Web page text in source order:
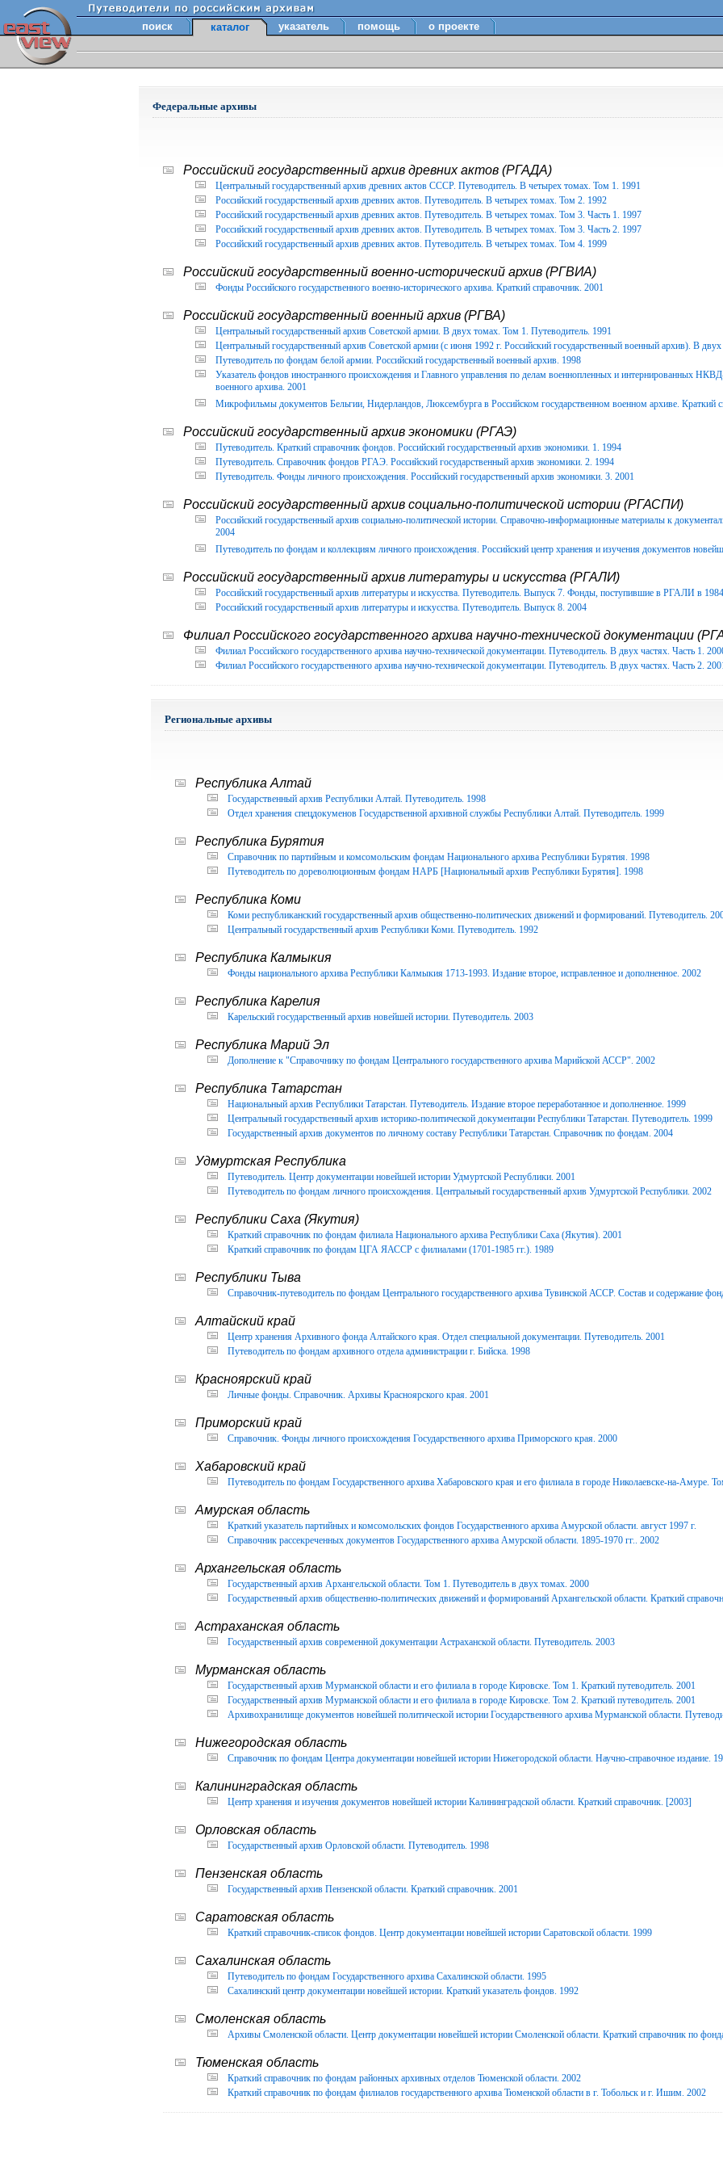
поиск каталог указатель помощь о проекте
Федеральные архивы
Российский государственный архив древних актов (РГАДА)
Центральный государственный архив древних актов СССР. Путеводитель. В четырех томах. Том 1. 1991
Российский государственный архив древних актов. Путеводитель. В четырех томах. Том 2. 1992
Российский государственный архив древних актов. Путеводитель. В четырех томах. Том 3. Часть 1. 1997
Российский государственный архив древних актов. Путеводитель. В четырех томах. Том 3. Часть 2. 1997
Российский государственный архив древних актов. Путеводитель. В четырех томах. Том 4. 1999
Российский государственный военно-исторический архив (РГВИА)
Фонды Российского государственного военно-исторического архива. Краткий справочник. 2001
Российский государственный военный архив (РГВА)
Центральный государственный архив Советской армии. В двух томах. Том 1. Путеводитель. 1991
Центральный государственный архив Советской армии (с июня 1992 г. Российский государственный военный архив). В
Путеводитель по фондам белой армии. Российский государственный военный архив. 1998
Указатель фондов иностранного происхождения и Главного управления по делам военнопленных и интернированных
военного архива. 2001
Микрофильмы документов Бельгии, Нидерландов, Люксембурга в Российском государственном военном архиве. Краткий
Российский государственный архив экономики (РГАЭ)
Путеводитель. Краткий справочник фондов. Российский государственный архив экономики. 1. 1994
Путеводитель. Справочник фондов РГАЭ. Российский государственный архив экономики. 2. 1994
Путеводитель. Фонды личного происхождения. Российский государственный архив экономики. 3. 2001
Российский государственный архив социально-политической истории (РГАСПИ)
Российский государственный архив социально-политической истории. Справочно-информационные материалы к
2004
Путеводитель по фондам и коллекциям личного происхождения. Российский центр хранения и изучения документов
Российский государственный архив литературы и искусства (РГАЛИ)
Российский государственный архив литературы и искусства. Путеводитель. Выпуск 7. Фонды, поступившие в РГАЛИ в
Российский государственный архив литературы и искусства. Путеводитель. Выпуск 8. 2004
Филиал Российского государственного архива научно-технической документации
Филиал Российского государственного архива научно-технической документации. Путеводитель. В двух частях. Часть 1.
Филиал Российского государственного архива научно-технической документации. Путеводитель. В двух частях. Часть 2.
Региональные архивы
Республика Алтай
Государственный архив Республики Алтай. Путеводитель. 1998
Отдел хранения спецдокуменов Государственной архивной службы Республики Алтай. Путеводитель. 1999
Республика Бурятия
Справочник по партийным и комсомольским фондам Национального архива Республики Бурятия. 1998
Путеводитель по дореволюционным фондам НАРБ [Национальный архив Республики Бурятия]. 1998
Республика Коми
Коми республиканский государственный архив общественно-политических движений и формирований. Путеводитель.
Центральный государственный архив Республики Коми. Путеводитель. 1992
Республика Калмыкия
Фонды национального архива Республики Калмыкия 1713-1993. Издание второе, исправленное и дополненное. 2002
Республика Карелия
Карельский государственный архив новейшей истории. Путеводитель. 2003
Республика Марий Эл
Дополнение к "Справочнику по фондам Центрального государственного архива Марийской АССР". 2002
Республика Татарстан
Национальный архив Республики Татарстан. Путеводитель. Издание второе переработанное и дополненное. 1999
Центральный государственный архив историко-политической документации Республики Татарстан. Путеводитель. 1999
Государственный архив документов по личному составу Республики Татарстан. Справочник по фондам. 2004
Удмуртская Республика
Путеводитель. Центр документации новейшей истории Удмуртской Республики. 2001
Путеводитель по фондам личного происхождения. Центральный государственный архив Удмуртской Республики. 2002
Республики Саха (Якутия)
Краткий справочник по фондам филиала Национального архива Республики Саха (Якутия). 2001
Краткий справочник по фондам ЦГА ЯАССР с филиалами (1701-1985 гг.). 1989
Республики Тыва
Справочник-путеводитель по фондам Центрального государственного архива Тувинской АССР. Состав и содержание
Алтайский край
Центр хранения Архивного фонда Алтайского края. Отдел специальной документации. Путеводитель. 2001
Путеводитель по фондам архивного отдела администрации г. Бийска. 1998
Красноярский край
Личные фонды. Справочник. Архивы Красноярского края. 2001
Приморский край
Справочник. Фонды личного происхождения Государственного архива Приморского края. 2000
Хабаровский край
Путеводитель по фондам Государственного архива Хабаровского края и его филиала в городе Николаевске-на-Амуре.
Амурская область
Краткий указатель партийных и комсомольских фондов Государственного архива Амурской области. август 1997 г.
Справочник рассекреченных документов Государственного архива Амурской области. 1895-1970 гг.. 2002
Архангельская область
Государственный архив Архангельской области. Том 1. Путеводитель в двух томах. 2000
Государственный архив общественно-политических движений и формирований Архангельской области. Краткий
Астраханская область
Государственный архив современной документации Астраханской области. Путеводитель. 2003
Мурманская область
Государственный архив Мурманской области и его филиала в городе Кировске. Том 1. Краткий путеводитель. 2001
Государственный архив Мурманской области и его филиала в городе Кировске. Том 2. Краткий путеводитель. 2001
Архивохранилище документов новейшей политической истории Государственного архива Мурманской области.
Нижегородская область
Справочник по фондам Центра документации новейшей истории Нижегородской области. Научно-справочное издание.
Калининградская область
Центр хранения и изучения документов новейшей истории Калининградской области. Краткий справочник. [2003]
Орловская область
Государственный архив Орловской области. Путеводитель. 1998
Пензенская область
Государственный архив Пензенской области. Краткий справочник. 2001
Саратовская область
Краткий справочник-список фондов. Центр документации новейшей истории Саратовской области. 1999
Сахалинская область
Путеводитель по фондам Государственного архива Сахалинской области. 1995
Сахалинский центр документации новейшей истории. Краткий указатель фондов. 1992
Смоленская область
Архивы Смоленской области. Центр документации новейшей истории Смоленской области. Краткий справочник по
Тюменская область
Краткий справочник по фондам районных архивных отделов Тюменской области. 2002
Краткий справочник по фондам филиалов государственного архива Тюменской области в г. Тобольск и г. Ишим. 2002